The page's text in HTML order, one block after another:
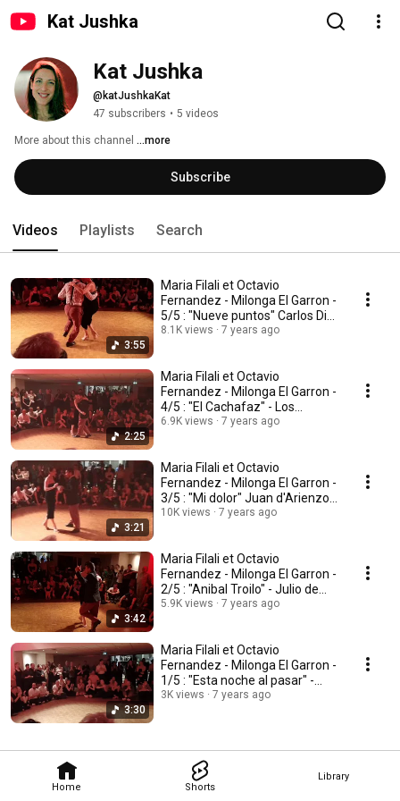
Kat Jushka
Home Shorts
Library
Kat Jushka
@katJushkaKat
47 subscribers • 5 videos
More about this channel ...more
Subscribe
Videos Playlists Search
3:55
Maria Filali et Octavio
Fernandez - Milonga El Garron -
5/5 : "Nueve puntos" Carlos Di
Sarli (1957)
8.1K views 7 years ago
2:25
Maria Filali et Octavio
Fernandez - Milonga El Garron -
4/5 : "El Cachafaz" - Los
Muchachos de Antes
6.9K views 7 years ago
3:21
Maria Filali et Octavio
Fernandez - Milonga El Garron -
3/5 : "Mi dolor" Juan d'Arienzo
(1972)
10K views 7 years ago
3:42
Maria Filali et Octavio
Fernandez - Milonga El Garron -
2/5 : "Anibal Troilo" - Julio de
Caro (1949)
5.9K views 7 years ago
3:30
Maria Filali et Octavio
Fernandez - Milonga El Garron -
1/5 : "Esta noche al pasar" -
Pedro Laurenz
3K views 7 years ago